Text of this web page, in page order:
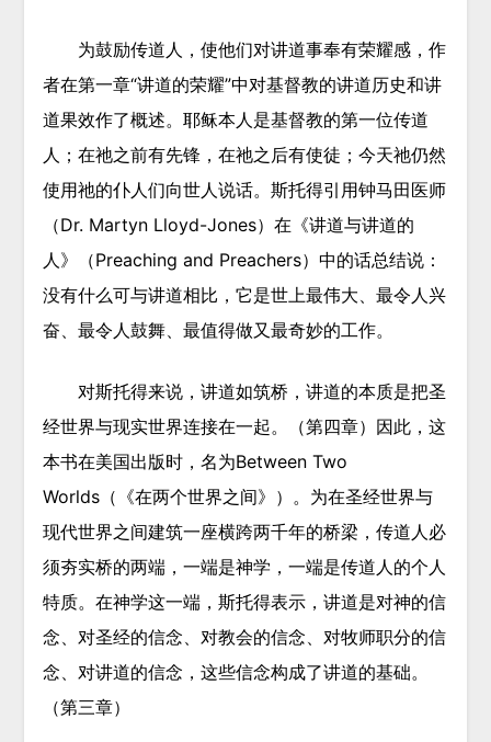
为鼓励传道人，使他们对讲道事奉有荣耀感，作
者在第一章“讲道的荣耀”中对基督教的讲道历史和讲
道果效作了概述。耶稣本人是基督教的第一位传道
人；在祂之前有先锋，在祂之后有使徒；今天祂仍然
使用祂的仆人们向世人说话。斯托得引用钟马田医师
（Dr. Martyn Lloyd-Jones）在《讲道与讲道的
人》（Preaching and Preachers）中的话总结说：
没有什么可与讲道相比，它是世上最伟大、最令人兴
奋、最令人鼓舞、最值得做又最奇妙的工作。
对斯托得来说，讲道如筑桥，讲道的本质是把圣
经世界与现实世界连接在一起。（第四章）因此，这
本书在美国出版时，名为Between Two
Worlds（《在两个世界之间》）。为在圣经世界与
现代世界之间建筑一座横跨两千年的桥梁，传道人必
须夯实桥的两端，一端是神学，一端是传道人的个人
特质。在神学这一端，斯托得表示，讲道是对神的信
念、对圣经的信念、对教会的信念、对牧师职分的信
念、对讲道的信念，这些信念构成了讲道的基础。
（第三章）